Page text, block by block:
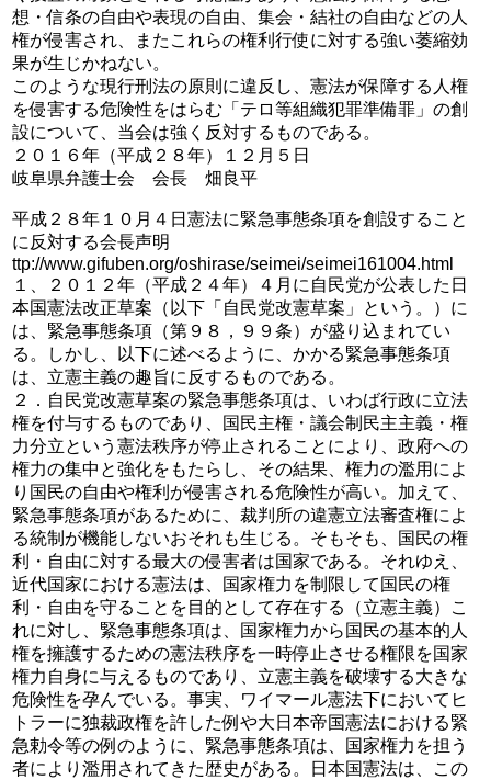
想・信条の自由や表現の自由、集会・結社の自由などの人
権が侵害され、またこれらの権利行使に対する強い萎縮効
果が生じかねない。
このような現行刑法の原則に違反し、憲法が保障する人権
を侵害する危険性をはらむ「テロ等組織犯罪準備罪」の創
設について、当会は強く反対するものである。
２０１６年（平成２８年）１２月５日
岐阜県弁護士会 会長 畑良平
平成２８年１０月４日憲法に緊急事態条項を創設すること
に反対する会長声明
ttp://www.gifuben.org/oshirase/seimei/seimei161004.html
１、２０１２年（平成２４年）４月に自民党が公表した日
本国憲法改正草案（以下「自民党改憲草案」という。）に
は、緊急事態条項（第９８，９９条）が盛り込まれてい
る。しかし、以下に述べるように、かかる緊急事態条項
は、立憲主義の趣旨に反するものである。
２．自民党改憲草案の緊急事態条項は、いわば行政に立法
権を付与するものであり、国民主権・議会制民主主義・権
力分立という憲法秩序が停止されることにより、政府への
権力の集中と強化をもたらし、その結果、権力の濫用によ
り国民の自由や権利が侵害される危険性が高い。加えて、
緊急事態条項があるために、裁判所の違憲立法審査権によ
る統制が機能しないおそれも生じる。そもそも、国民の権
利・自由に対する最大の侵害者は国家である。それゆえ、
近代国家における憲法は、国家権力を制限して国民の権
利・自由を守ることを目的として存在する（立憲主義）こ
れに対し、緊急事態条項は、国家権力から国民の基本的人
権を擁護するための憲法秩序を一時停止させる権限を国家
権力自身に与えるものであり、立憲主義を破壊する大きな
危険性を孕んでいる。事実、ワイマール憲法下においてヒ
トラーに独裁政権を許した例や大日本帝国憲法における緊
急勅令等の例のように、緊急事態条項は、国家権力を担う
者により濫用されてきた歴史がある。日本国憲法は、この